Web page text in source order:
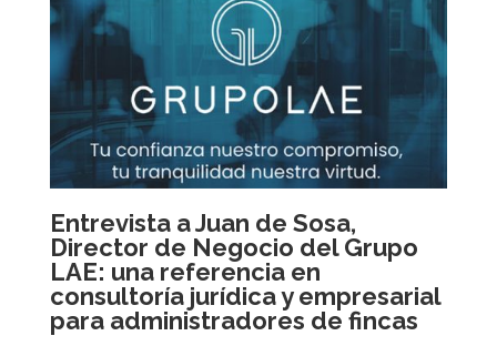
Entrevista a Juan de Sosa,
Director de Negocio del Grupo
LAE: una referencia en
consultoría jurídica y empresarial
para administradores de fincas